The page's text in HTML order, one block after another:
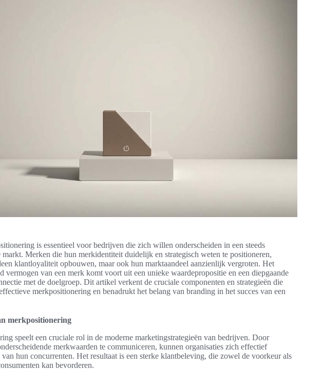
is essentieel voor bedrijven die zich willen onderscheiden in een steeds
markt. Merken die hun merkidentiteit duidelijk en strategisch weten te positioneren,
klantloyaliteit opbouwen, maar ook hun marktaandeel aanzienlijk vergroten. Het
vermogen van een merk komt voort uit een unieke waardepropositie en een diepgaande
met de doelgroep. Dit artikel verkent de cruciale componenten en strategieën die
merkpositionering en benadrukt het belang van branding in het succes van een
merkpositionering
speelt een cruciale rol in de moderne marketingstrategieën van bedrijven. Door
merkwaarden te communiceren, kunnen organisaties zich effectief
van hun concurrenten. Het resultaat is een sterke klantbeleving, die zowel de voorkeur als
kan bevorderen.